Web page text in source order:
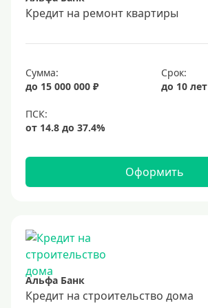
Срок
Долгосрочные
2 года
3 года
4 года
9 лет
10 лет
15 лет
Кредит на ремонт квартиры
Сумма:
до 15 000 000 ₽
Срок:
до 10 лет
Оформить
Альфа Банк
Кредит на строительство дома